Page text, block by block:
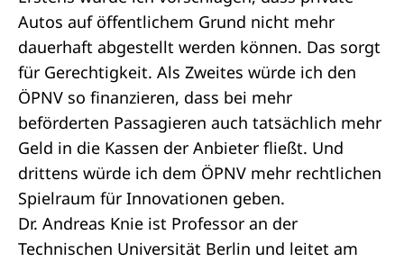
Autos auf öffentlichem Grund nicht mehr
dauerhaft abgestellt werden können. Das sorgt
für Gerechtigkeit. Als Zweites würde ich den
ÖPNV so finanzieren, dass bei mehr
beförderten Passagieren auch tatsächlich mehr
Geld in die Kassen der Anbieter fließt. Und
drittens würde ich dem ÖPNV mehr rechtlichen
Spielraum für Innovationen geben.
Dr. Andreas Knie ist Professor an der
Technischen Universität Berlin und leitet am